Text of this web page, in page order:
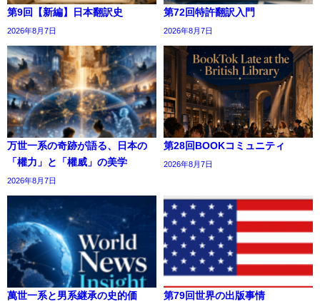
第9回【新編】日本翻訳史
2026年8月7日
第72回特許翻訳入門
2026年8月7日
万世一系の奇跡が語る、日本の
「權力」と「權威」の美学
2026年8月7日
第28回BOOKコミュニティ
2026年8月7日
萬世一系と男系継承の史的価
第79回世界の出版事情